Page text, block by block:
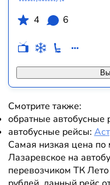
4
6
Смотрите также:
обратные автобусные
автобусные рейсы:
Самая низкая цена
Лазаревское на
перевозчиком ТК